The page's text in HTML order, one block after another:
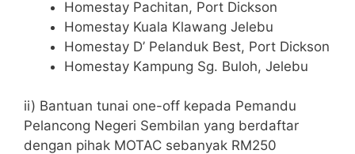
Homestay Pachitan, Port Dickson
Homestay Kuala Klawang Jelebu
Homestay D’ Pelanduk Best, Port Dickson
Homestay Kampung Sg. Buloh, Jelebu
ii) Bantuan tunai one-off kepada Pemandu
Pelancong Negeri Sembilan yang berdaftar
dengan pihak MOTAC sebanyak RM250